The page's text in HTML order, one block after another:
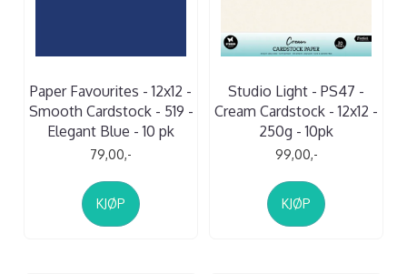
Paper Favourites - 12x12 -
Smooth Cardstock - 519 -
Elegant Blue - 10 pk
79,00,-
KJØP
Studio Light - PS47 -
Cream Cardstock - 12x12 -
250g - 10pk
99,00,-
KJØP